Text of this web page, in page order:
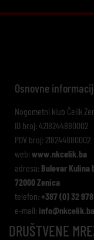
Osnovne
Nogometni klub Čelik
ID broj: 4218244880002
PDV broj: 218244880002
web: www.nkcelik.ba
adresa: Bulevar Kulina
72000 Zenica
telefon: +387 (0) 32
e-mail: info@nkcelik.ba
DRUŠTVENE